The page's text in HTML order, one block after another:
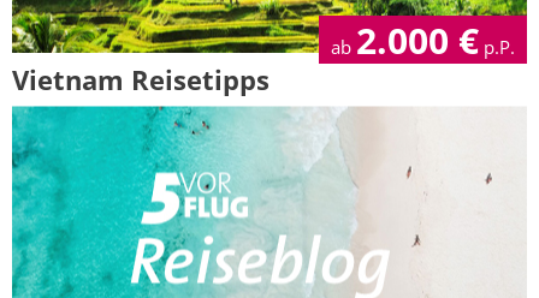
ab 2.000 € p.P.
Vietnam Reisetipps